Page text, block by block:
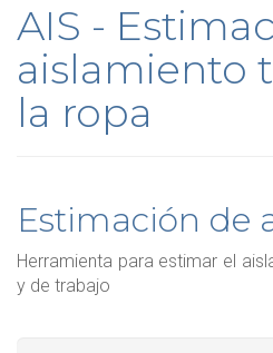
AIS -
aislamiento
la ropa
Estimación de
Herramienta para estimar el
y de trabajo